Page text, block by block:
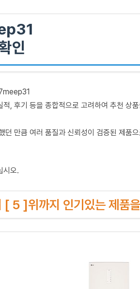
인
적, 후기 등을 종합적으로 고려하여 추천 상
던 만큼 여러 품질과 신뢰성이 검증된 제품
시오.
[ 5 ]위까지 인기있는 제품